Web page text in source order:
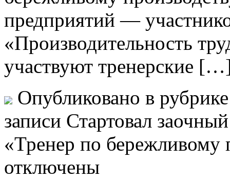
предприятий —
«Производительность
участвуют тренерские
Опубликовано в
записи Стартовал
«Тренер по бережливому
отключены